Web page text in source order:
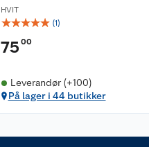
HVIT
☆☆☆☆☆ (1)
75 00
Leverandør (+100)
På lager i 44 butikker